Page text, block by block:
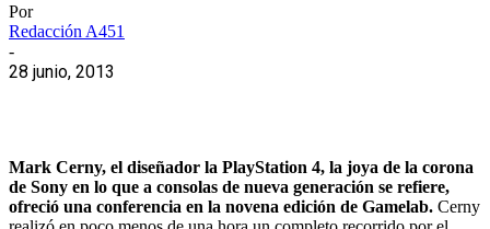
Por
Redacción A451
-
28 junio, 2013
Mark Cerny, el diseñador la PlayStation 4, la joya de la corona
de Sony en lo que a consolas de nueva generación se refiere,
ofreció una conferencia en la novena edición de Gamelab. Cerny